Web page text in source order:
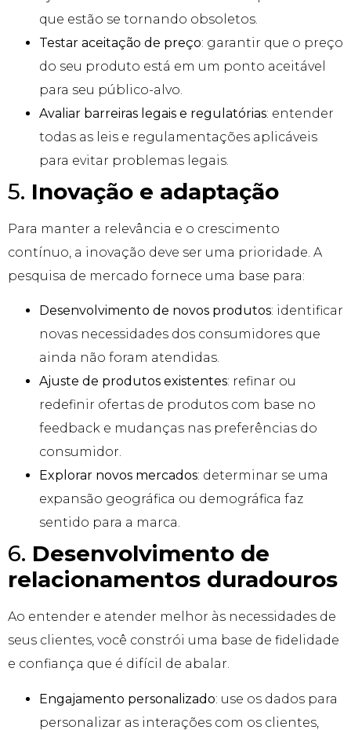
que estão se tornando obsoletos.
Testar aceitação de preço: garantir que o preço
do seu produto está em um ponto aceitável
para seu público-alvo.
Avaliar barreiras legais e regulatórias: entender
todas as leis e regulamentações aplicáveis
para evitar problemas legais.
5. Inovação e adaptação
Para manter a relevância e o crescimento
contínuo, a inovação deve ser uma prioridade. A
pesquisa de mercado fornece uma base para:
Desenvolvimento de novos produtos: identificar
novas necessidades dos consumidores que
ainda não foram atendidas.
Ajuste de produtos existentes: refinar ou
redefinir ofertas de produtos com base no
feedback e mudanças nas preferências do
consumidor.
Explorar novos mercados: determinar se uma
expansão geográfica ou demográfica faz
sentido para a marca.
6. Desenvolvimento de
relacionamentos duradouros
Ao entender e atender melhor às necessidades de
seus clientes, você constrói uma base de fidelidade
e confiança que é difícil de abalar.
Engajamento personalizado: use os dados para
personalizar as interações com os clientes,